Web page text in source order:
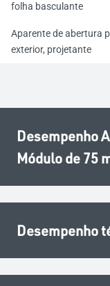
folha basculante
Aparente de abertura
exterior, projetante
Desempenho
Módulo de 75
Desempenho